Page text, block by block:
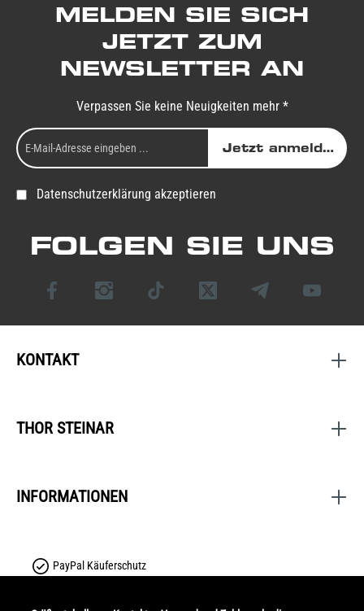
MELDEN SIE SICH
JETZT ZUM
NEWSLETTER AN
Verpassen Sie keine Neuigkeiten mehr *
Jetzt anmelden
Datenschutzerklärung akzeptieren
FOLGEN SIE UNS
KONTAKT
THOR STEINAR
INFORMATIONEN
PayPal Käuferschutz